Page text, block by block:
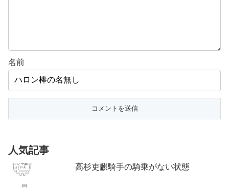
名前
人気記事
高杉吏麒騎手の騎乗がない状態